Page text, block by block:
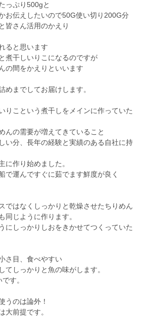
っぷり500gと
お伝えしたいので50G使い切り200G分
皆さん活用のかえり
ると思います
煮干しいりこになるのですが
の間をかえりといいます
めまでしてお届けします。
りこという煮干しをメインに作っていた
んの需要が増えてきていること
い分、長年の経験と実績のある自社に持
に作り始めました。
で運んですぐに茹でます鮮度が良く
ではなくしっかりと乾燥させたちりめん
同じように作ります。
にしっかりしおをきかせてつくっていた
さ目、食べやすい
てしっかりと魚の味がします。
す。
うのは論外！
大前提です。